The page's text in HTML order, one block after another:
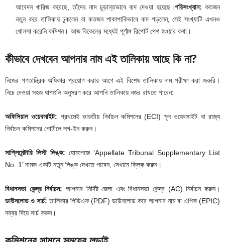
আবেদন খারিজ করেছে, তাঁদের নাম চূড়ান্তভাবে বাদ দেওয়া হয়েছে।পরিসংখ্যান: কতজন
নতুন করে তালিকায় ঢুকলেন বা কতজন পাকাপাকিভাবে বাদ পড়লেন, সেই সংখ্যাটি এখনও
খোলসা করেনি কমিশন। আজ বিকেলের মধ্যেই পূর্ণাঙ্গ রিপোর্ট পেশ হওয়ার কথা।
কীভাবে দেখবেন আপনার নাম এই তালিকায় আছে কি না?
নিজের গণতান্ত্রিক অধিকার প্রয়োগ করার আগে এই বিশেষ তালিকায় নাম পরীক্ষা করা জরুরি।
নিচে দেওয়া সহজ ধাপগুলি অনুসরণ করে আপনি তালিকায় নজর রাখতে পারেন:
অফিসিয়াল ওয়েবসাইট: প্রথমেই ভারতীয় নির্বাচন কমিশনের (ECI) মূল ওয়েবসাইট বা রাজ্য
নির্বাচন কমিশনের পোর্টালে লগ-ইন করুন।
সাপ্লিমেন্টারি লিস্ট লিঙ্ক: হোমপেজে ‘Appellate Tribunal Supplementary List
No. 1’ নামক একটি নতুন লিঙ্ক দেখতে পাবেন, সেখানে ক্লিক করুন।
বিধানসভা কেন্দ্র নির্বাচন: আপনার নির্দিষ্ট জেলা এবং বিধানসভা কেন্দ্র (AC) নির্বাচন করুন।
ডাউনলোড ও সার্চ: তালিকার পিডিএফ (PDF) ডাউনলোড করে আপনার নাম বা এপিক (EPIC)
নম্বর দিয়ে সার্চ করুন।